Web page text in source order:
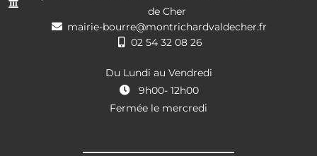
de Cher
mairie-bourre@montrichardvaldecher.fr
02 54 32 08 26
Du Lundi au Vendredi
9h00- 12h00
Fermée le mercredi